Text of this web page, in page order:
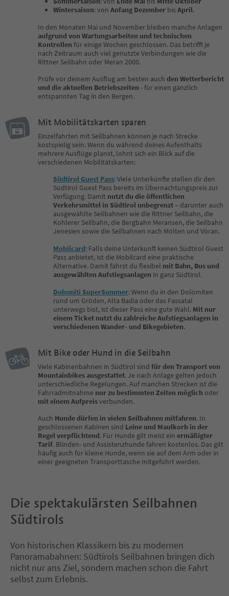
Wintersaison: von Anfang Dezember bis April.
In den Monaten Mai und November bleiben manche Anlagen
aufgrund von Wartungsarbeiten und technischen
Kontrollen für einige Wochen geschlossen. Das betrifft je
nach Zeitraum auch viel genutzte Verbindungen wie die
Rittner Seilbahn oder Meran 2000.
Prüfe vor deinem Ausflug am besten auch den Wetterbericht
und die aktuellen Betriebszeiten - für einen gänzlich
entspannten Tag in den Bergen.
Mit Mobilitätskarten sparen
Einzelfahrten mit Seilbahnen können je nach Strecke
kostspielig sein. Wenn du während deines Aufenthalts
mehrere Ausflüge planst, lohnt sich ein Blick auf die
verschiedenen Mobilitätskarten:
Südtirol Guest Pass: Viele Unterkünfte stellen dir den
Südtirol Guest Pass bereits im Übernachtungspreis zur
Verfügung. Damit nutzt du die öffentlichen
Verkehrsmittel in Südtirol unbegrenzt– darunter auch
ausgewählte Seilbahnen wie die Rittner Seilbahn, die
Kohlerer Seilbahn, die Bergbahn Meransen, die Seilbahn
Jenesien sowie die Seilbahnen nach Mölten und Vöran.
Mobilcard: Falls deine Unterkunft keinen Südtirol Guest
Pass anbietet, ist die Mobilcard eine praktische
Alternative. Damit fährst du flexibel mit Bahn, Bus und
ausgewählten Aufstiegsanlagen in ganz Südtirol.
Dolomiti SuperSummer: Wenn du in den Dolomiten
rund um Gröden, Alta Badia oder das Fassatal
unterwegs bist, ist dieser Pass eine gute Wahl. Mit nur
einem Ticket nutzt du zahlreiche Aufstiegsanlagen in
verschiedenen Wander- und Bikegebieten.
Mit Bike oder Hund in die Seilbahn
Viele Kabinenbahnen in Südtirol sind für den Transport von
Mountainbikes ausgestattet. Je nach Anlage gelten jedoch
unterschiedliche Regelungen. Auf manchen Strecken ist die
Fahrradmitnahme nur zu bestimmten Zeiten möglich oder
mit einem Aufpreisverbunden.
Auch Hunde dürfen in vielen Seilbahnen mitfahren. In
geschlossenen Kabinen sind Leine und Maulkorb in der
Regel verpflichtend. Für Hunde gilt meist ein ermäßigter
Tarif. Blinden- und Assistenzhunde fahren kostenlos. Das gilt
häufig auch für kleine Hunde, wenn sie auf dem Arm oder in
einer geeigneten Transporttasche mitgeführt werden.
Die spektakulärsten Seilbahnen
Südtirols
Von historischen Klassikern bis zu modernen
Panoramabahnen: Südtirols Seilbahnen bringen dich
nicht nur ans Ziel, sondern machen schon die Fahrt
selbst zum Erlebnis.